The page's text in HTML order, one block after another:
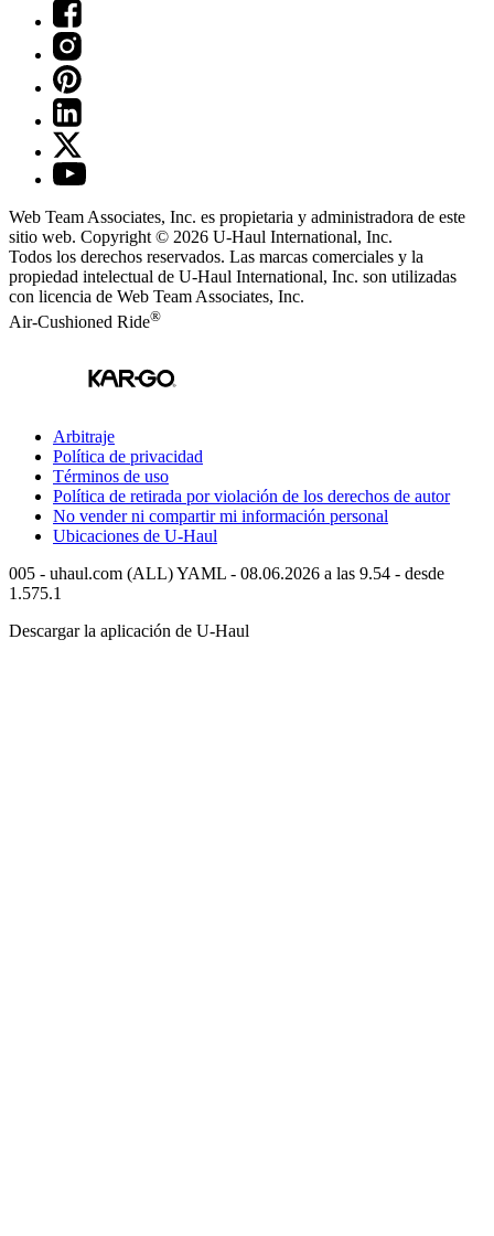
Web Team Associates, Inc. es propietaria y administradora de este
sitio web. Copyright © 2026 U-Haul International, Inc.
Todos los derechos reservados. Las marcas comerciales y la
propiedad intelectual de U-Haul International, Inc. son utilizadas
con licencia de Web Team Associates, Inc.
Air-Cushioned Ride®
Arbitraje
Política de privacidad
Términos de uso
Política de retirada por violación de los derechos de autor
No vender ni compartir mi información personal
Ubicaciones de U-Haul
005 - uhaul.com (ALL) YAML - 08.06.2026 a las 9.54 - desde
1.575.1
Descargar la aplicación de U-Haul